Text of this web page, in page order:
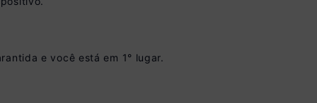
vista no Boleto
e você está em 1° lugar.